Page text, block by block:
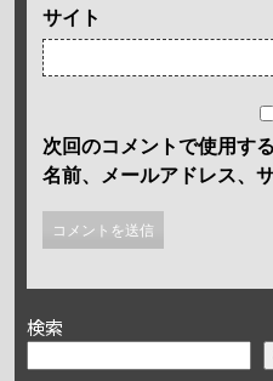
サイト
次回のコメントで使用す
名前、メールアドレス、
検索